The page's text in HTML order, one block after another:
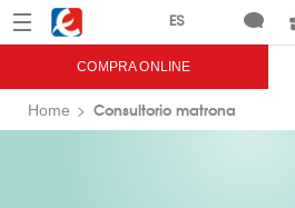
Menú Eroski
COMPRA ONLINE
Home Consultorio matrona